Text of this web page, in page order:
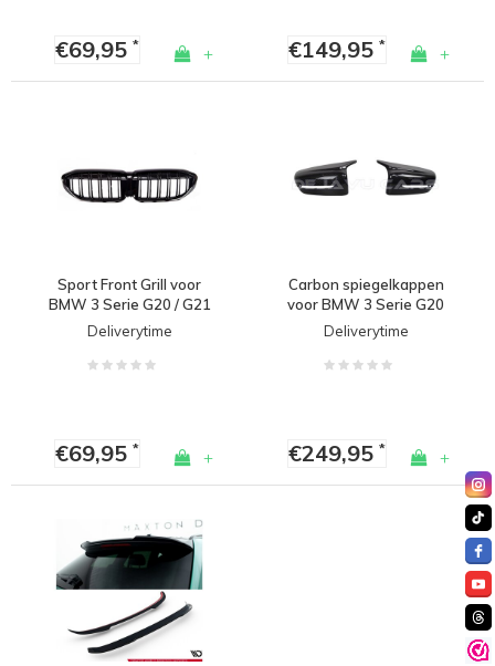
€69,95* + €149,95* +
Sport Front Grill voor
BMW 3 Serie G20 / G21
Deliverytime
€69,95* +
Carbon spiegelkappen
voor BMW 3 Serie G20
Deliverytime
€249,95* +